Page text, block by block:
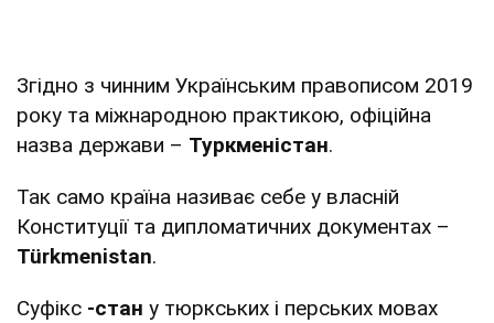
Згідно з чинним Українським правописом 2019
року та міжнародною практикою, офіційна
назва держави – Туркменістан.
Так само країна називає себе у власній
Конституції та дипломатичних документах –
Türkmenistan.
Суфікс -стан у тюркських і перських мовах